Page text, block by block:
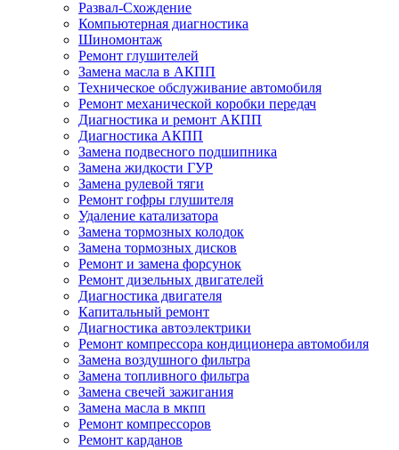
Развал-Схождение
Компьютерная диагностика
Шиномонтаж
Ремонт глушителей
Замена масла в АКПП
Техническое обслуживание автомобиля
Ремонт механической коробки передач
Диагностика и ремонт АКПП
Диагностика АКПП
Замена подвесного подшипника
Замена жидкости ГУР
Замена рулевой тяги
Ремонт гофры глушителя
Удаление катализатора
Замена тормозных колодок
Замена тормозных дисков
Ремонт и замена форсунок
Ремонт дизельных двигателей
Диагностика двигателя
Капитальный ремонт
Диагностика автоэлектрики
Ремонт компрессора кондиционера автомобиля
Замена воздушного фильтра
Замена топливного фильтра
Замена свечей зажигания
Замена масла в мкпп
Ремонт компрессоров
Ремонт карданов